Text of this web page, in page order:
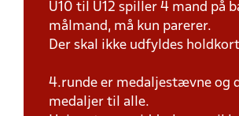
U10 til U12 spiller 4 mand på
målmand, må kun parerer.
Der skal ikke udfyldes
4.runde er medaljestævne og
medaljer til alle.